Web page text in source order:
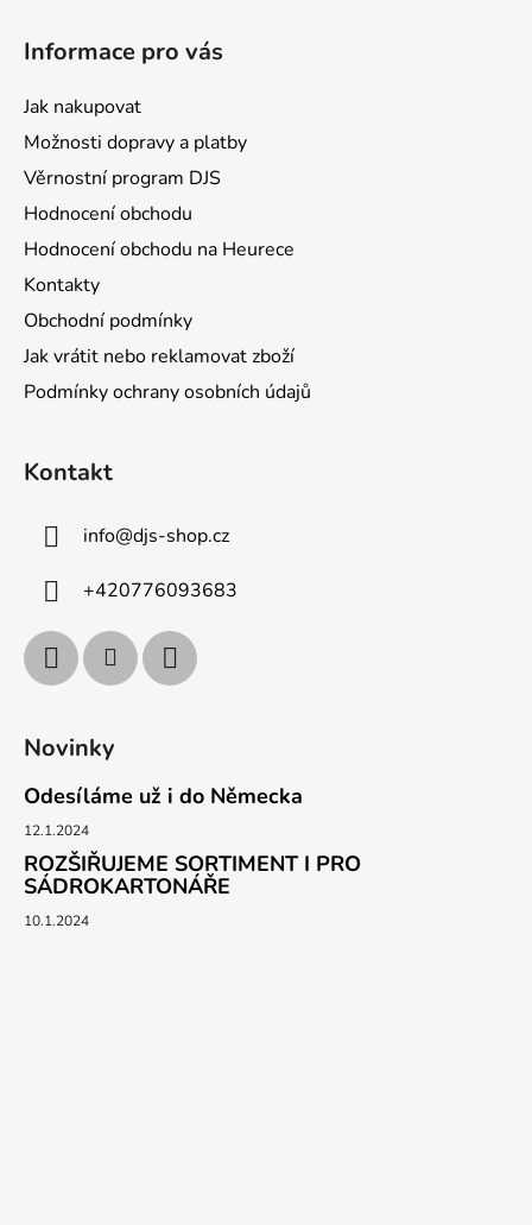
Informace pro vás
Jak nakupovat
Možnosti dopravy a platby
Věrnostní program DJS
Hodnocení obchodu
Hodnocení obchodu na Heurece
Kontakty
Obchodní podmínky
Jak vrátit nebo reklamovat zboží
Podmínky ochrany osobních údajů
Kontakt
info@djs-shop.cz
+420776093683
Novinky
Odesíláme už i do Německa
12.1.2024
ROZŠIŘUJEME SORTIMENT I PRO
SÁDROKARTONÁŘE
10.1.2024